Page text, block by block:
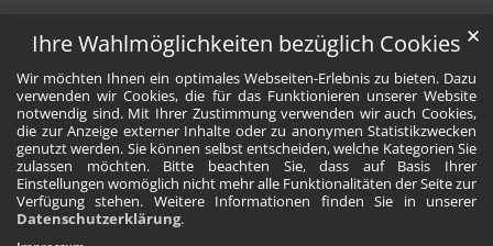
Ihre Wahlmöglichkeiten bezüglich Cookies
Wir möchten Ihnen ein optimales Webseiten-Erlebnis zu bieten. Dazu
verwenden wir Cookies, die für das Funktionieren unserer Website
notwendig sind. Mit Ihrer Zustimmung verwenden wir auch Cookies,
die zur Anzeige externer Inhalte oder zu anonymen Statistikzwecken
genutzt werden. Sie können selbst entscheiden, welche Kategorien Sie
zulassen möchten. Bitte beachten Sie, dass auf Basis Ihrer
Einstellungen womöglich nicht mehr alle Funktionalitäten der Seite zur
Verfügung stehen. Weitere Informationen finden Sie in unserer
Datenschutzerklärung.
✕